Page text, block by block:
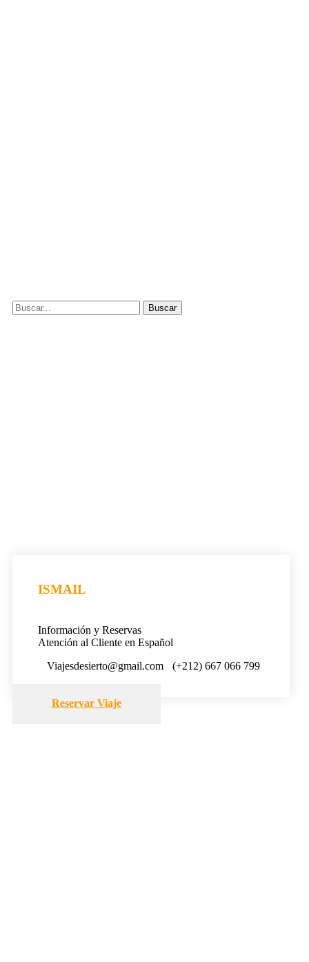
ISMAIL
Información y Reservas
Atención al Cliente en Español
Viajesdesierto@gmail.com
(+212) 667 066 799
Reservar Viaje